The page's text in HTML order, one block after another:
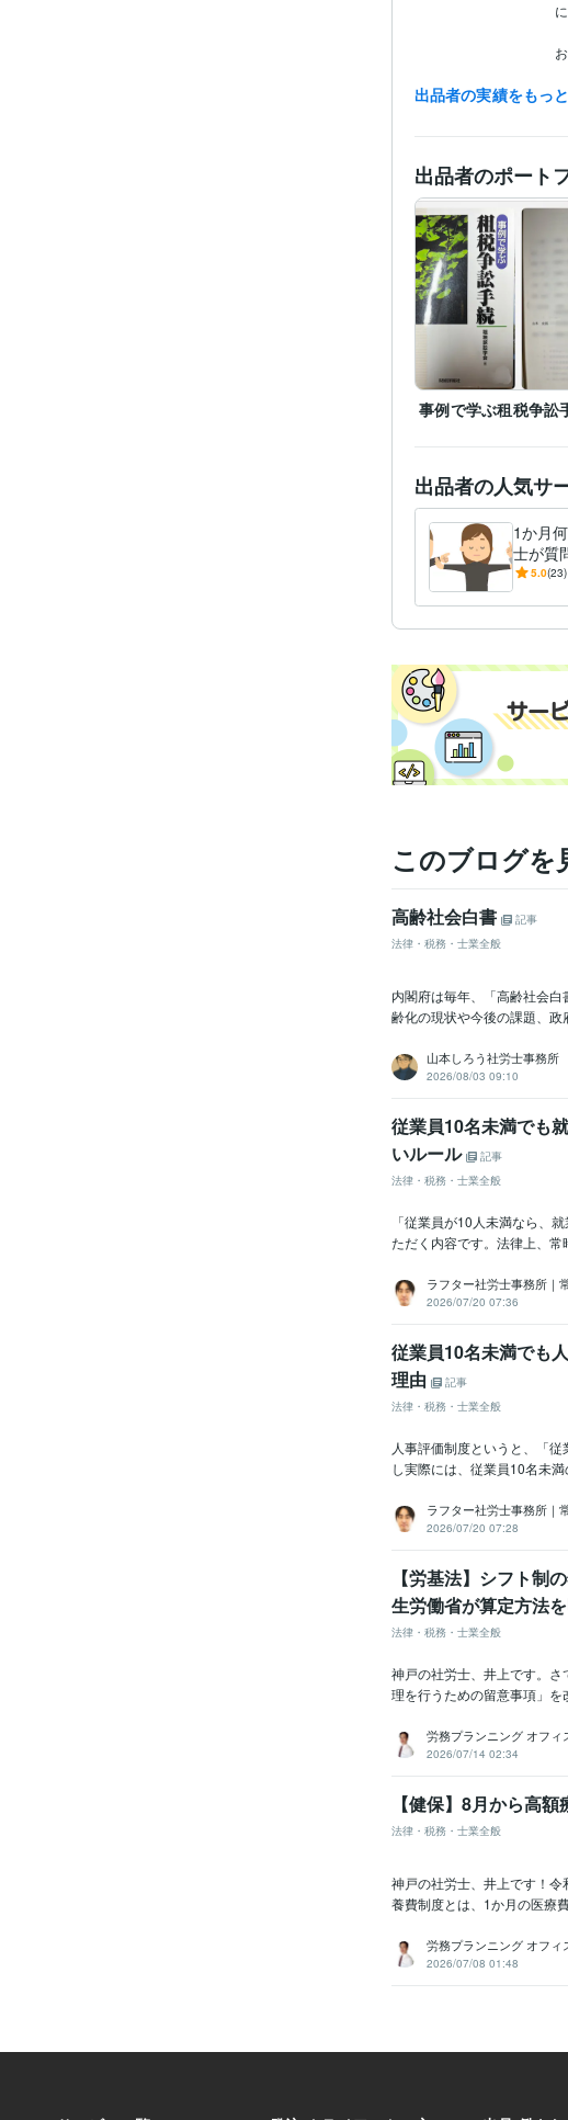
※
ビジネス・クリエイ
ティブツール
得意分野
学歴
語学力
出品者の実績をもっ
出品者のポート
事例で学ぶ租税争訟
出品者の人気サ
1か月
士が質
キスト
5.0(23)
このブログを
高齢社会白書
記事
法律・税務・士業全般
内閣府は毎年、「高齢社会
齢化の現状や今後の課題、
山本しろう社労士事務所
2026/08/03 09:10
従業員10名未満でも
いルール
記事
法律・税務・士業全般
「従業員が10人未満なら、
ただく内容です。法律上、
ラフター社労士事務所｜
2026/07/20 07:36
従業員10名未満でも
理由
記事
法律・税務・士業全般
人事評価制度というと、「
し実際には、従業員10名未
ラフター社労士事務所｜
2026/07/20 07:28
【労基法】シフト制
生労働省が算定方法
法律・税務・士業全般
神戸の社労士、井上です。
理を行うための留意事項」
労務プランニング オフィ
2026/07/14 02:34
【健保】8月から高
法律・税務・士業全般
神戸の社労士、井上です！
養費制度とは、1か月の医療
労務プランニング オフィ
2026/07/08 01:48